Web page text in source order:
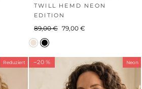
TWILL HEMD NEON
EDITION
Normaler
Preis
89,00 € Sonderpreis
79,00 €
Reduziert −20 % Neon